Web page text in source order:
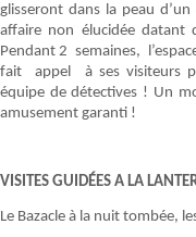
glisseront dans la peau
affaire non élucidée datant
Pendant 2 semaines,
fait appel à ses visiteurs
équipe de détectives ! Un
amusement garanti !
VISITES GUIDÉES A LA
Le Bazacle à la nuit tombée,